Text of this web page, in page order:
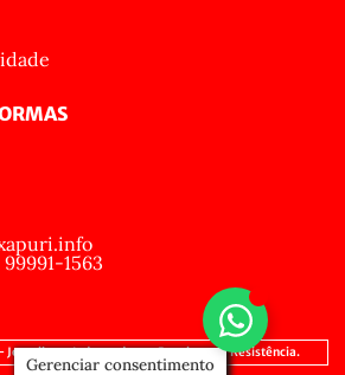
1563
Independente, Popular e de Resistência.
Gerenciar consentimento